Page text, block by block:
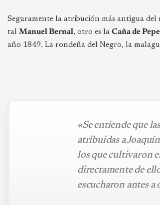
Seguramente la atribución más antigua del
tal Manuel Bernal, otro es la Caña de
año 1849. La rondeña del Negro, la
«Se entiende que
atribuidas a
los que cultivaron
directamente de
escucharon antes a